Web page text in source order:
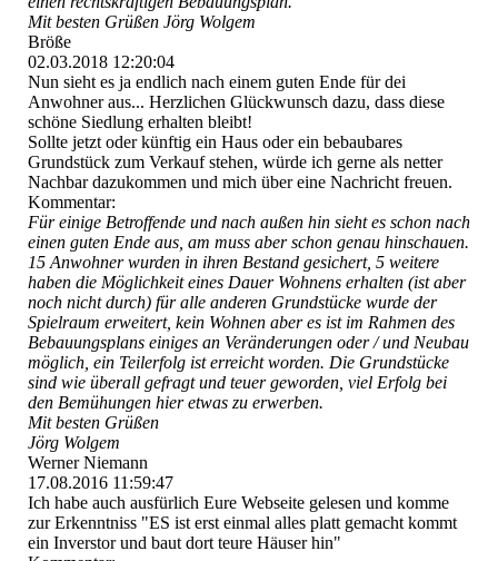
Mit besten Grüßen Jörg Wolgem
Bröße
02.03.2018 12:20:04
Nun sieht es ja endlich nach einem guten Ende für dei
Anwohner aus... Herzlichen Glückwunsch dazu, dass diese
schöne Siedlung erhalten bleibt!
Sollte jetzt oder künftig ein Haus oder ein bebaubares
Grundstück zum Verkauf stehen, würde ich gerne als netter
Nachbar dazukommen und mich über eine Nachricht freuen.
Kommentar:
Für einige Betroffende und nach außen hin sieht es schon nach
einen guten Ende aus, am muss aber schon genau hinschauen.
15 Anwohner wurden in ihren Bestand gesichert, 5 weitere
haben die Möglichkeit eines Dauer Wohnens erhalten (ist aber
noch nicht durch) für alle anderen Grundstücke wurde der
Spielraum erweitert, kein Wohnen aber es ist im Rahmen des
Bebauungsplans einiges an Veränderungen oder / und Neubau
möglich, ein Teilerfolg ist erreicht worden. Die Grundstücke
sind wie überall gefragt und teuer geworden, viel Erfolg bei
den Bemühungen hier etwas zu erwerben.
Mit besten Grüßen
Jörg Wolgem
Werner Niemann
17.08.2016 11:59:47
Ich habe auch ausfürlich Eure Webseite gelesen und komme
zur Erkenntniss "ES ist erst einmal alles platt gemacht kommt
ein Inverstor und baut dort teure Häuser hin"